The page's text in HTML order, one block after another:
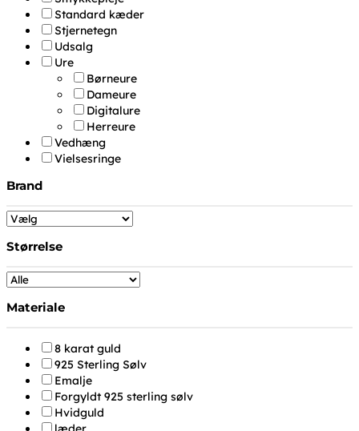
Standard kæder
Stjernetegn
Udsalg
Ure
Børneure
Dameure
Digitalure
Herreure
Vedhæng
Vielsesringe
Brand
Størrelse
Materiale
8 karat guld
925 Sterling Sølv
Emalje
Forgyldt 925 sterling sølv
Hvidguld